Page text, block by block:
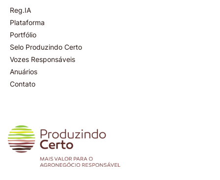
Reg.IA
Plataforma
Portfólio
Selo Produzindo Certo
Vozes Responsáveis
Anuários
Contato